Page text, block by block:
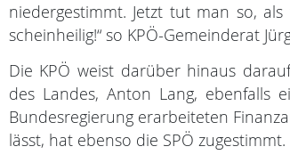
niedergestimmt. Jetzt tut man so,
scheinheilig!“ so KPÖ-Gemeinderat
Die KPÖ weist darüber hinaus
des Landes, Anton Lang, ebenfalls
Bundesregierung erarbeiteten
lässt, hat ebenso die SPÖ zugestimmt.